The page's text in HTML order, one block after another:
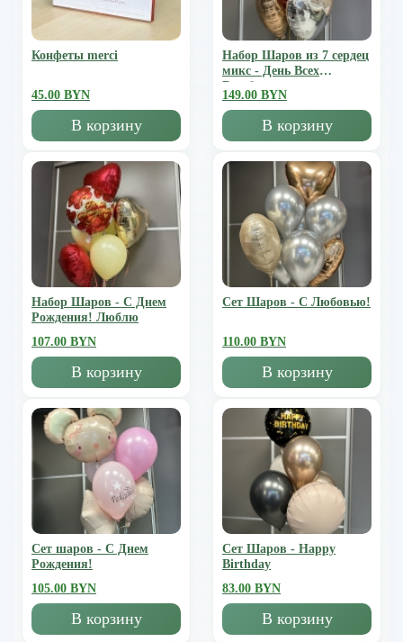
Конфеты merci
45.00 BYN
В корзину
Набор Шаров из 7 сердец
микс - День Всех
Влюбленных
149.00 BYN
В корзину
Набор Шаров - С Днем
Рождения! Люблю
107.00 BYN
В корзину
Сет Шаров - С Любовью!
110.00 BYN
В корзину
Сет шаров - С Днем
Рождения!
105.00 BYN
В корзину
Сет Шаров - Happy
Birthday
83.00 BYN
В корзину